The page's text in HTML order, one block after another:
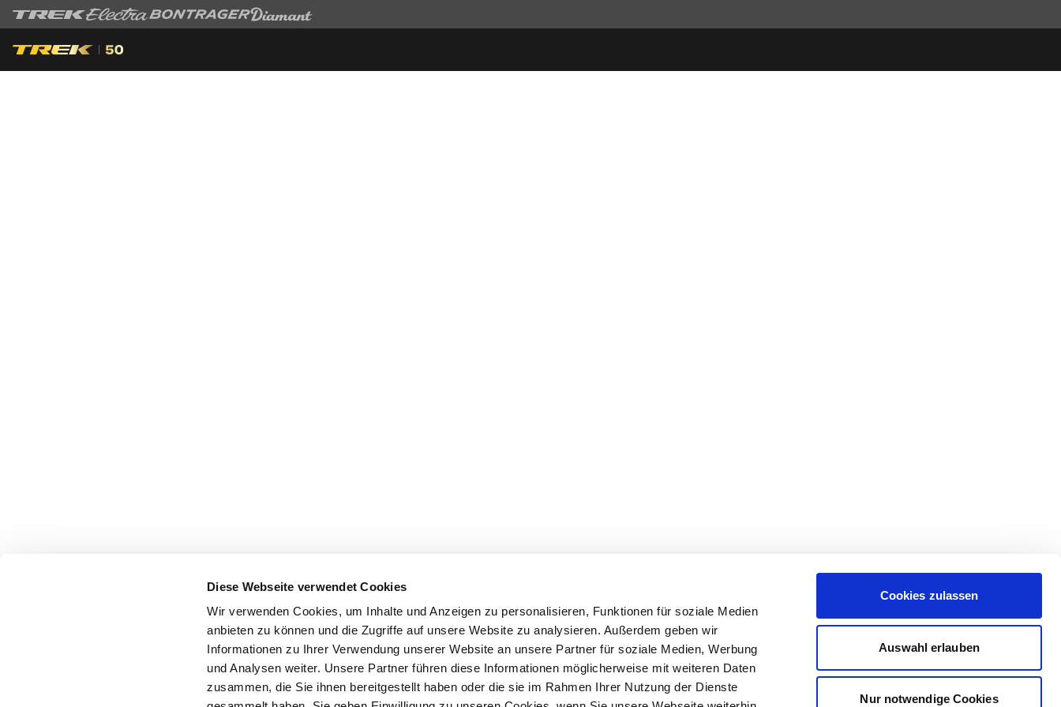
Diese Webseite verwendet Cookies
Wir verwenden Cookies, um Inhalte und Anzeigen zu personalisieren, Funktionen für soziale Medien
anbieten zu können und die Zugriffe auf unsere Website zu analysieren. Außerdem geben wir
Informationen zu Ihrer Verwendung unserer Website an unsere Partner für soziale Medien, Werbung
und Analysen weiter. Unsere Partner führen diese Informationen möglicherweise mit weiteren Daten
zusammen, die Sie ihnen bereitgestellt haben oder die sie im Rahmen Ihrer Nutzung der Dienste
Cookies zulassen
Auswahl erlauben
Nur notwendige Cookies